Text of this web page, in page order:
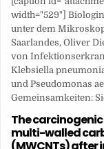
width="529"]
unter dem
Saarlandes, Oliver
von
Klebsiella
und Pseudomonas
Gemeinsamkeiten:
The
multi-walled